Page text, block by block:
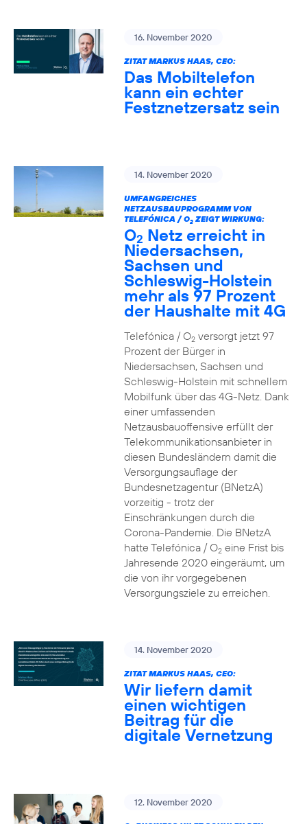
16. November 2020
ZITAT MARKUS HAAS, CEO:
Das Mobiltelefon
kann ein echter
Festznetzersatz sein
14. November 2020
UMFANGREICHES
NETZAUSBAUPROGRAMM VON
TELEFÓNICA / O2ZEIGT WIRKUNG:
O2 Netz erreicht in
Niedersachsen,
Sachsen und
Schleswig-Holstein
mehr als 97 Prozent
der Haushalte mit 4G
Telefónica / O2versorgt jetzt 97
Prozent der Bürger in
Niedersachsen, Sachsen und
Schleswig-Holstein mit schnellem
Mobilfunk über das 4G-Netz. Dank
einer umfassenden
Netzausbauoffensive erfüllt der
Telekommunikationsanbieter in
diesen Bundesländern damit die
Versorgungsauflage der
Bundesnetzagentur (BNetzA)
vorzeitig - trotz der
Einschränkungen durch die
Corona-Pandemie. Die BNetzA
hatte Telefónica / O2eine Frist bis
Jahresende 2020 eingeräumt, um
die von ihr vorgegebenen
Versorgungsziele zu erreichen.
14. November 2020
ZITAT MARKUS HAAS, CEO:
Wir liefern damit
einen wichtigen
Beitrag für die
digitale Vernetzung
12. November 2020